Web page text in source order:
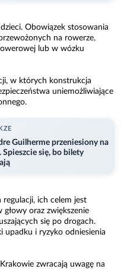
Obowiązek stosowania
na rowerze,
lub w wózku
w których konstrukcja
uniemożliwiające
Guilherme przeniesiony na
Spieszcie się, bo bilety
ich celem jest
oraz zwiększenie
się po drogach.
upadku i ryzyko odniesienia
zwracają uwagę na